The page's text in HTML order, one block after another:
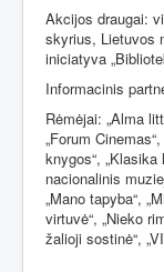
Akcijos draugai:
skyrius, Lietuvos
iniciatyva
Informacinis
Rėmėjai: „Alma
„Forum Cinemas“,
knygos“, „Klasika
nacionalinis
„Mano tapyba“,
virtuvė“, „Nieko
žalioji sostinė“,